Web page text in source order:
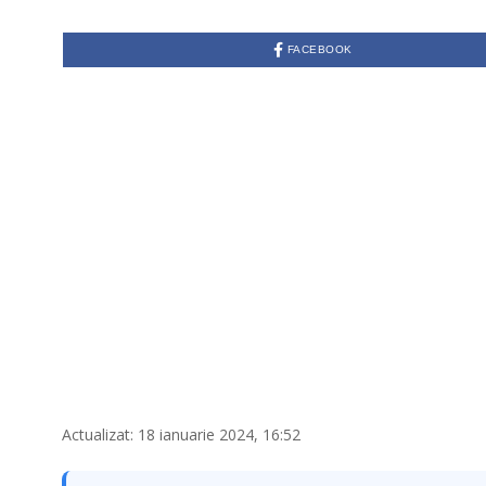
FACEBOOK
Actualizat: 18 ianuarie 2024, 16:52